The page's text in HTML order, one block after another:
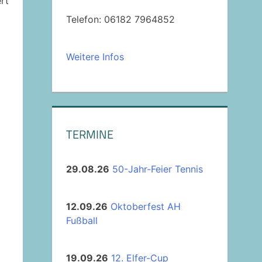
Telefon: 06182 7964852
Weitere Infos
TERMINE
29.08.26 50-Jahr-Feier Tennis
12.09.26 Oktoberfest AH
Fußball
19.09.26 12. Elfer-Cup